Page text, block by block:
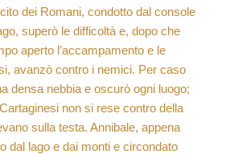
dei Romani, condotto dal console
superò le difficoltà e, dopo che
aperto l’accampamento e le
avanzò contro i nemici. Per caso
densa nebbia e oscurò ogni luogo;
non si rese contro della
sulla testa. Annibale, appena
dal lago e dai monti e circondato